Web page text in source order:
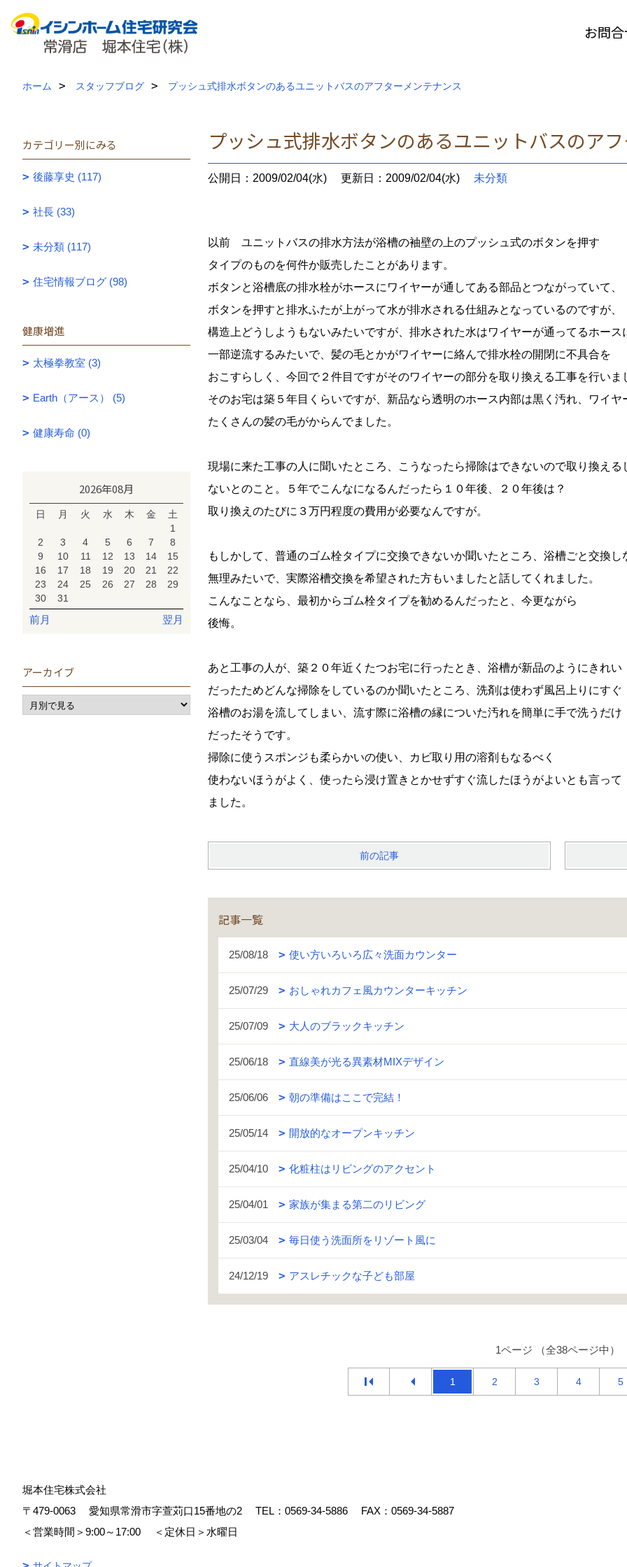
お問
ホーム スタッフブログ プッシュ式排水ボタンのあるユニットバスのアフターメンテナンス
プッシュ式排水ボタンのあるユニットバスのア
公開日：2009/02/04(水) 更新日：2009/02/04(水) 未分類
以前 ユニットバスの排水方法が浴槽の袖壁の上のプッシュ式のボタンを押す
タイプのものを何件か販売したことがあります。
ボタンと浴槽底の排水栓がホースにワイヤーが通してある部品とつながっていて、
ボタンを押すと排水ふたが上がって水が排水される仕組みとなっているのですが、
構造上どうしようもないみたいですが、排水された水はワイヤーが通ってるホース
一部逆流するみたいで、髪の毛とかがワイヤーに絡んで排水栓の開閉に不具合を
おこすらしく、今回で２件目ですがそのワイヤーの部分を取り換える工事を行いま
そのお宅は築５年目くらいですが、新品なら透明のホース内部は黒く汚れ、ワイヤ
たくさんの髪の毛がからんでました。
現場に来た工事の人に聞いたところ、こうなったら掃除はできないので取り換える
ないとのこと。５年でこんなになるんだったら１０年後、２０年後は？
取り換えのたびに３万円程度の費用が必要なんですが。
もしかして、普通のゴム栓タイプに交換できないか聞いたところ、浴槽ごと交換し
無理みたいで、実際浴槽交換を希望された方もいましたと話してくれました。
こんなことなら、最初からゴム栓タイプを勧めるんだったと、今更ながら
後悔。
あと工事の人が、築２０年近くたつお宅に行ったとき、浴槽が新品のようにきれい
だったためどんな掃除をしているのか聞いたところ、洗剤は使わず風呂上りにすぐ
浴槽のお湯を流してしまい、流す際に浴槽の縁についた汚れを簡単に手で洗うだけ
だったそうです。
掃除に使うスポンジも柔らかいの使い、カビ取り用の溶剤もなるべく
使わないほうがよく、使ったら浸け置きとかせずすぐ流したほうがよいとも言って
ました。
前の記事
記事一覧
25/08/18 使い方いろいろ広々洗面カウンター
25/07/29 おしゃれカフェ風カウンターキッチン
25/07/09 大人のブラックキッチン
25/06/18 直線美が光る異素材MIXデザイン
25/06/06 朝の準備はここで完結！
25/05/14 開放的なオープンキッチン
25/04/10 化粧柱はリビングのアクセント
25/04/01 家族が集まる第二のリビング
25/03/04 毎日使う洗面所をリゾート風に
24/12/19 アスレチックな子ども部屋
1ページ （全38ページ中）
1 2 3 4 5
カテゴリー別にみる
後藤享史 (117)
社長 (33)
未分類 (117)
住宅情報ブログ (98)
健康増進
太極拳教室 (3)
Earth（アース） (5)
健康寿命 (0)
2026年08月
日 月 火 水 木 金
土
1
2
3 4 5 6 7
8
9
10 11 12 13 14
15
16
17 18 19 20 21
22
23
24 25 26 27 28
29
30
31
前月 翌月
アーカイブ
堀本住宅株式会社
〒479-0063
愛知県常滑市字萱苅口15番地の2 TEL： 0569-34-5886
FAX：0569-34-5887
＜営業時間＞9:00～17:00
＜定休日＞水曜日